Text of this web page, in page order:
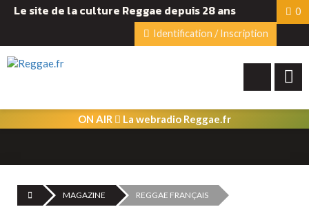
Le site de la culture Reggae depuis 28 ans
0
Identification / Inscription
ON AIR La webradio Reggae.fr
MAGAZINE REGGAE FRANÇAIS